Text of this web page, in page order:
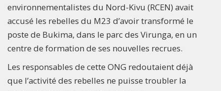
environnementalistes du Nord-Kivu (RCEN) avait
accusé les rebelles du M23 d’avoir transformé le
poste de Bukima, dans le parc des Virunga, en un
centre de formation de ses nouvelles recrues.
Les responsables de cette ONG redoutaient déjà
que l’activité des rebelles ne puisse troubler la